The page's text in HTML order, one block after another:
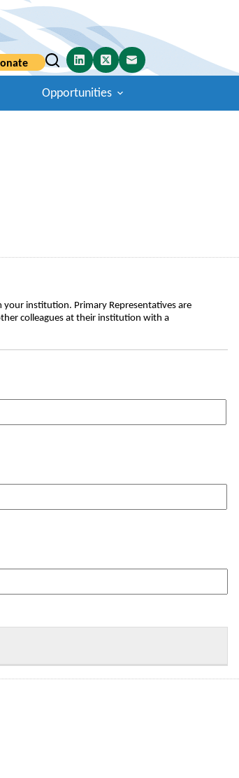
Opportunities
your institution. Primary Representatives are
colleagues at their institution with a